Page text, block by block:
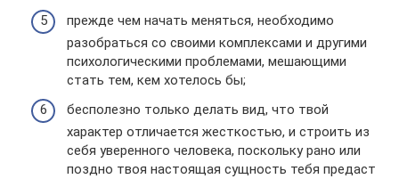
прежде чем начать меняться, необходимо
разобраться со своими комплексами и другими
психологическими проблемами, мешающими
стать тем, кем хотелось бы;
бесполезно только делать вид, что твой
характер отличается жесткостью, и строить из
себя уверенного человека, поскольку рано или
поздно твоя настоящая сущность тебя предаст